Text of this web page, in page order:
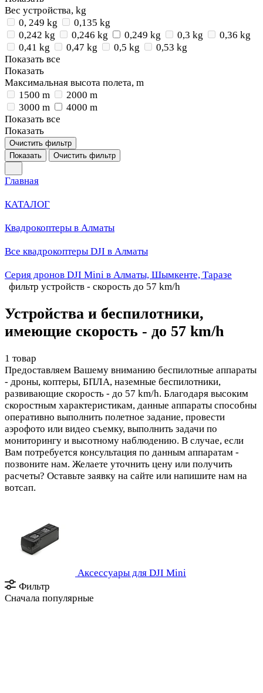
Вес устройства, kg
0, 249 kg
0,135 kg
0,242 kg
0,246 kg 0,249 kg 0,3 kg
0,36 kg
0,41 kg
0,47 kg 0,5 kg
0,53 kg
Показать все
Показать
Максимальная высота полета, m
1500 m
2000 m
3000 m
4000 m
Показать все
Показать
Очистить фильтр
Показать
Очистить фильтр
Главная
КАТАЛОГ
Квадрокоптеры в Алматы
Все квадрокоптеры DJI в Алматы
Серия дронов DJI Mini в Алматы, Шымкенте, Таразе
фильтр устройств - скорость до 57 km/h
Устройства и беспилотники,
имеющие скорость - до 57 km/h
1 товар
Предоставляем Вашему вниманию беспилотные аппараты
- дроны, коптеры, БПЛА, наземные беспилотники,
развивающие скорость - до 57 km/h. Благодаря высоким
скоростным характеристикам, данные аппараты способны
оперативно выполнить полетное задание, провести
аэрофото или видео съемку, выполнить задачи по
мониторингу и высотному наблюдению. В случае, если
Вам потребуется консультация по данным аппаратам -
позвоните нам. Желаете уточнить цену или получить
расчеты? Оставьте заявку на сайте или напишите нам на
вотсап.
Аксессуары для DJI Mini
Фильтр
Сначала популярные